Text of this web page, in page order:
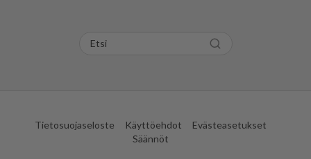
Tietosuojaseloste Käyttöehdot
Evästeasetukset
Säännöt